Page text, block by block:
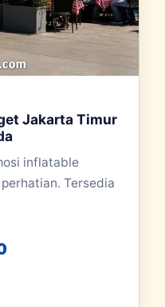
Jakarta Timur
inflatable
Tersedia
adalah:
Harga saat ini